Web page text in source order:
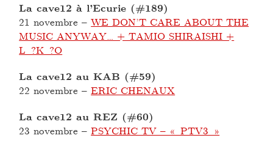
La cave12 à l’Ecurie (#189)
21 novembre –WE DON’T CARE ABOUT THE
MUSIC ANYWAY… + TAMIO SHIRAISHI +
L ?K ?O
La cave12 au KAB (#59)
22 novembre –ERIC CHENAUX
La cave12 au REZ (#60)
23 novembre –PSYCHIC TV – « PTV3 »